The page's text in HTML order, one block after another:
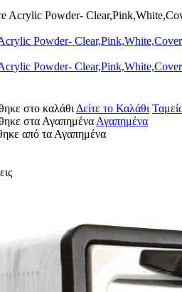
Powder-
Powder-
στο καλάθι Δείτε το Καλάθι
στα Αγαπημένα Αγαπημένα
από τα Αγαπημένα